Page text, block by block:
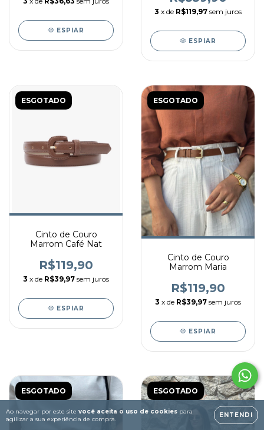
Ao navegar por este site você aceita o uso de cookies para
agilizar a sua experiência de compra.
ENTENDI
ESPIAR
3 x de R$119,97 sem juros
ESPIAR
ESGOTADO
Cinto de Couro
Marrom Café Nat
R$119,90
3 x de R$39,97 sem juros
ESPIAR
ESGOTADO
Cinto de Couro
Marrom Maria
R$119,90
3 x de R$39,97 sem juros
ESPIAR
ESGOTADO ESGOTADO